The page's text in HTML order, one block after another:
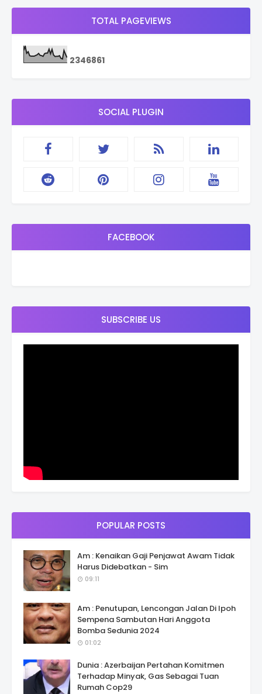
TOTAL PAGEVIEWS
2346861
SOCIAL PLUGIN
FACEBOOK
SUBSCRIBE US
POPULAR POSTS
Am : Kenaikan Gaji Penjawat Awam Tidak
Harus Didebatkan - Sim
09:11
Am : Penutupan, Lencongan Jalan Di Ipoh
Sempena Sambutan Hari Anggota
Bomba Sedunia 2024
01:02
Dunia : Azerbaijan Pertahan Komitmen
Terhadap Minyak, Gas Sebagai Tuan
Rumah Cop29